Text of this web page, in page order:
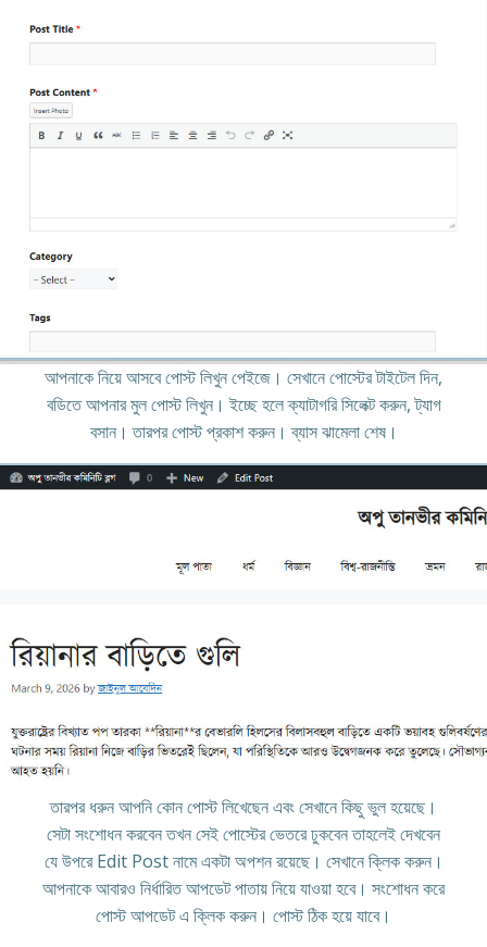
আপনাকে নিয়ে আসবে পোস্ট লিখুন পেইজে। সেখানে পোস্টের টাইটেল দিন,
বডিতে আপনার মুল পোস্ট লিখুন। ইচ্ছে হলে ক্যাটাগরি সিলেক্ট করুন, ট্যাগ
বসান। তারপর পোস্ট প্রকাশ করুন। ব্যাস ঝামেলা শেষ।
তারপর ধরুন আপনি কোন পোস্ট লিখেছেন এবং সেখানে কিছু ভুল হয়েছে।
সেটা সংশোধন করবেন তখন সেই পোস্টের ভেতরে ঢুকবেন তাহলেই দেখবেন
যে উপরে Edit Post নামে একটা অপশন রয়েছে। সেখানে ক্লিক করুন।
আপনাকে আবারও নির্ধারিত আপডেট পাতায় নিয়ে যাওয়া হবে। সংশোধন করে
পোস্ট আপডেট এ ক্লিক করুন। পোস্ট ঠিক হয়ে যাবে।